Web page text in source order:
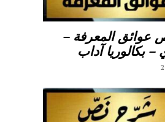
المعرفة –
– بكالوريا آداب